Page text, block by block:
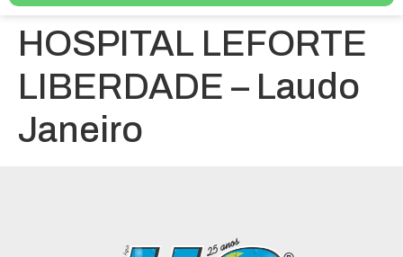
HOSPITAL LEFORTE
LIBERDADE – Laudo
Janeiro